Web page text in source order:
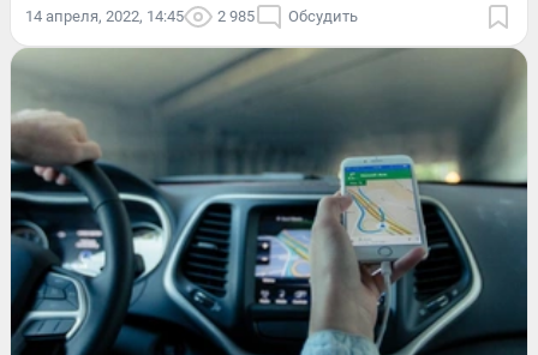
14 апреля, 2022, 14:45 2 985 Обсудить